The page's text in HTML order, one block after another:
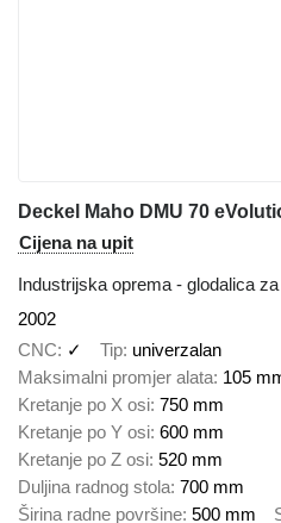
Deckel Maho DMU 70
Cijena na upit
Industrijska oprema - glodalica
2002
CNC
✓ Tip univerzalan
Maksimalni promjer alata 105
Kretanje po X osi 750 mm
Kretanje po Y osi 600 mm
Kretanje po Z osi 520 mm
Duljina radnog stola 700 mm
Širina radne površine 500 mm